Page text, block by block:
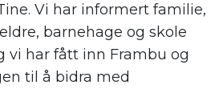
Vi har informert familie,
barnehage og skole
vi har fått inn Frambu og
til å bidra med